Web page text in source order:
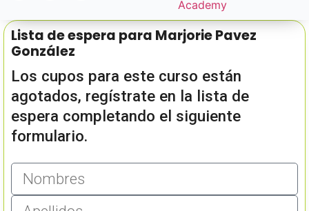
Lista de espera para Marjorie Pavez
González
Los cupos para este curso están
agotados, regístrate en la lista de
espera completando el siguiente
formulario.